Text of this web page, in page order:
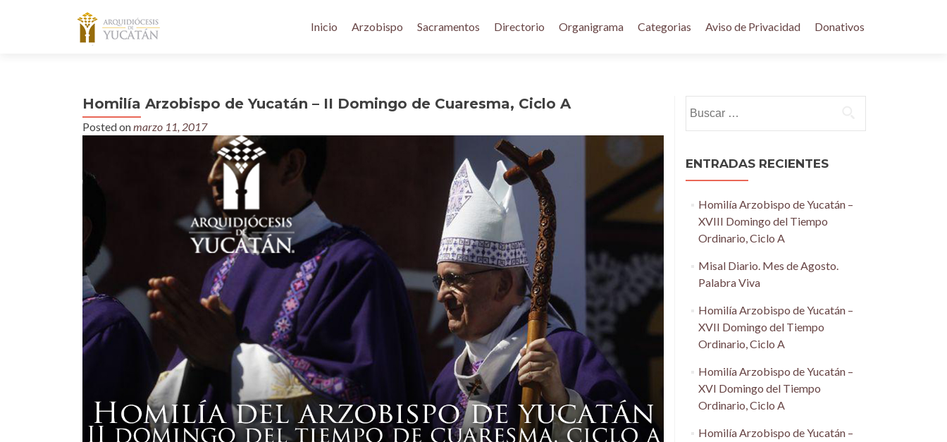
Inicio Arzobispo Sacramentos Directorio Organigrama Categorias Aviso de Privacidad Donativos
Homilía Arzobispo de Yucatán – II Domingo de Cuaresma, Ciclo A
Posted onmarzo 11, 2017
ENTRADAS RECIENTES
Homilía Arzobispo de Yucatán –
XVIII Domingo del Tiempo
Ordinario, Ciclo A
Misal Diario. Mes de Agosto.
Palabra Viva
Homilía Arzobispo de Yucatán –
XVII Domingo del Tiempo
Ordinario, Ciclo A
Homilía Arzobispo de Yucatán –
XVI Domingo del Tiempo
Ordinario, Ciclo A
Homilía Arzobispo de Yucatán –